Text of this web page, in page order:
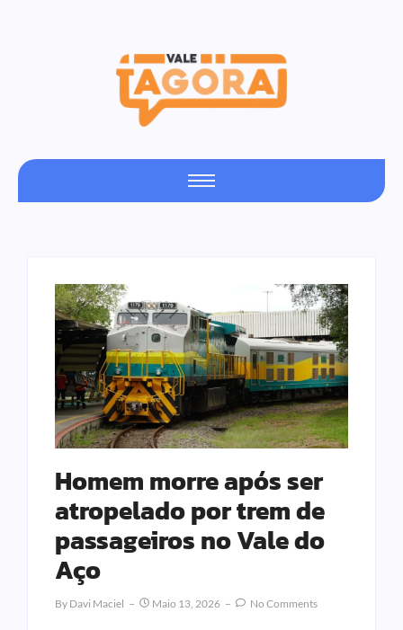
Homem morre após ser
atropelado por trem de
passageiros no Vale do
Aço
By Davi Maciel Maio 13, 2026 No Comments